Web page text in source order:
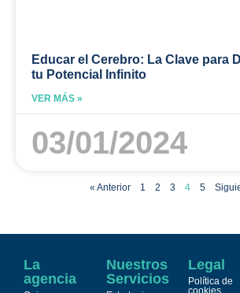
Educar el Cerebro: La Clave para
tu Potencial Infinito
VER MÁS »
03/01/2024
« Anterior 1 2 3 4 5
La
agencia
Nuestros
Servicios
Legal
Política de
cookies